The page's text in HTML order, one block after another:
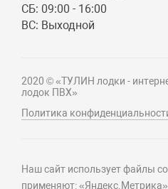
СБ: 09:00 - 16:00
ВС: Выходной
2020 © «ТУЛИН лодки -
лодок ПВХ»
Политика
Наш сайт использует файлы
применяют: «Яндекс.Метрика»